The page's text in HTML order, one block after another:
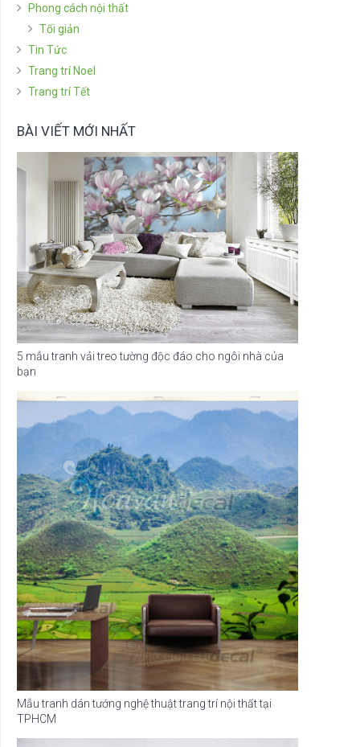
Phong cách nội thất
Tối giản
Tin Tức
Trang trí Noel
Trang trí Tết
BÀI VIẾT MỚI NHẤT
5 mẫu tranh vải treo tường độc đáo cho ngôi nhà của
bạn
Mẫu tranh dán tướng nghệ thuật trang trí nội thất tại
TPHCM